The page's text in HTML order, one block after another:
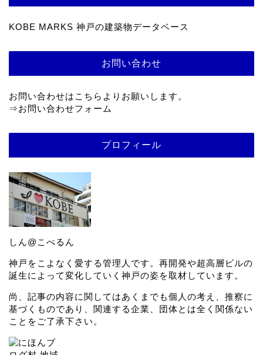
KOBE MARKS 神戸の建築物データベース
お問い合わせ
お問い合わせはこちらよりお願いします。
⇒お問い合わせフォーム
プロフィール
しん@こべるん
神戸をこよなく愛する管理人です。再開発や超高層ビルの
誕生によって変化していく神戸の姿を取材しています。
尚、記事の内容に関してはあくまでも個人の考え、推察に
基づくものであり、関連する企業、団体とは全く関係ない
ことをご了承下さい。